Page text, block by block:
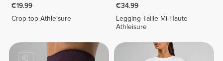
€19.99
Crop top Athleisure
€34.99
Legging Taille Mi-Haute
Athleisure